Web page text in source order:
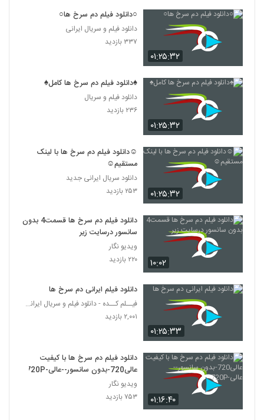
۰۱:۲۵:۳۲
○دانلود فیلم دم سرخ ها○
دانلود فیلم و سریال ایرانی
۳۳۷ بازدید
۰۱:۲۵:۳۲
♠دانلود فیلم دم سرخ ها کامل♠
دانلود فیلم و سریال
۲۳۶ بازدید
۰۱:۲۵:۳۲
☺دانلود فیلم دم سرخ ها با لینک
مستقیم☺
دانلود سریال ایرانی جدید
۲۵۳ بازدید
۱۰:۰۲
دانلود فیلم دم سرخ ها قسمت4 بدون
سانسور درسایت زیر
ویدیو نگار
۲۲۰ بازدید
۰۱:۲۵:۳۳
دانلود فیلم ایرانی دم سرخ ها
فیــلم کــده - دانلود فیلم و سریال ایرانی (رایگان)
۲,۰۰۱ بازدید
۰۱:۱۶:۴۰
دانلود فیلم دم سرخ ها با کیفیت
عالی720-بدون سانسور--عالی-720P
ویدیو نگار
۷۵۳ بازدید